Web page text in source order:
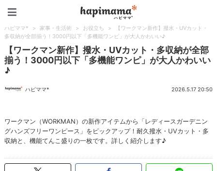
ハピママ* > 家事・生活術 > お役立ち >
【ワークマン新作】撥水・UVカット・
多収納が全部揃う！3000円以下「多機能ワンピ」が大人かわいい♪
【ワークマン新作】撥水・UVカット・多収納が全部
揃う！3000円以下「多機能ワンピ」が大人かわいい
♪
ハピママ* 2026.5.17 20:50
ワークマン（WORKMAN）の新作アイテムから「レディースガーデニン
グハンズフリーワンピース」をピックアップ！耐久撥水・UVカット・多
収納と、機能てんこ盛りの一枚です。詳しく紹介します♪